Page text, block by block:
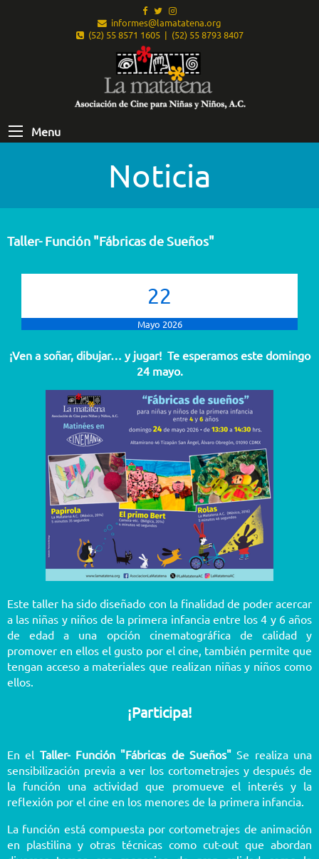
informes@lamatatena.org
(52) 55 8571 1605 | (52) 55 8793 8407
Menu
Noticia
Taller- Función "Fábricas de Sueños"
22
Mayo 2026
¡Ven a soñar, dibujar… y jugar! Te esperamos este domingo
24 mayo.
Este taller ha sido diseñado con la finalidad de poder acercar
a las niñas y niños de la primera infancia entre los 4 y 6 años
de edad a una opción cinematográfica de calidad y
promover en ellos el gusto por el cine, también permite que
tengan acceso a materiales que realizan niñas y niños como
ellos.
¡Participa!
En el Taller- Función "Fábricas de Sueños"Se realiza una
sensibilización previa a ver los cortometrajes y después de
la función una actividad que promueve el interés y la
reflexión por el cine en los menores de la primera infancia.
La función está compuesta por cortometrajes de animación
en plastilina y otras técnicas como cut-out que abordan